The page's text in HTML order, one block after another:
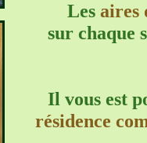
Les aires
sur chaque
Il vous est
résidence